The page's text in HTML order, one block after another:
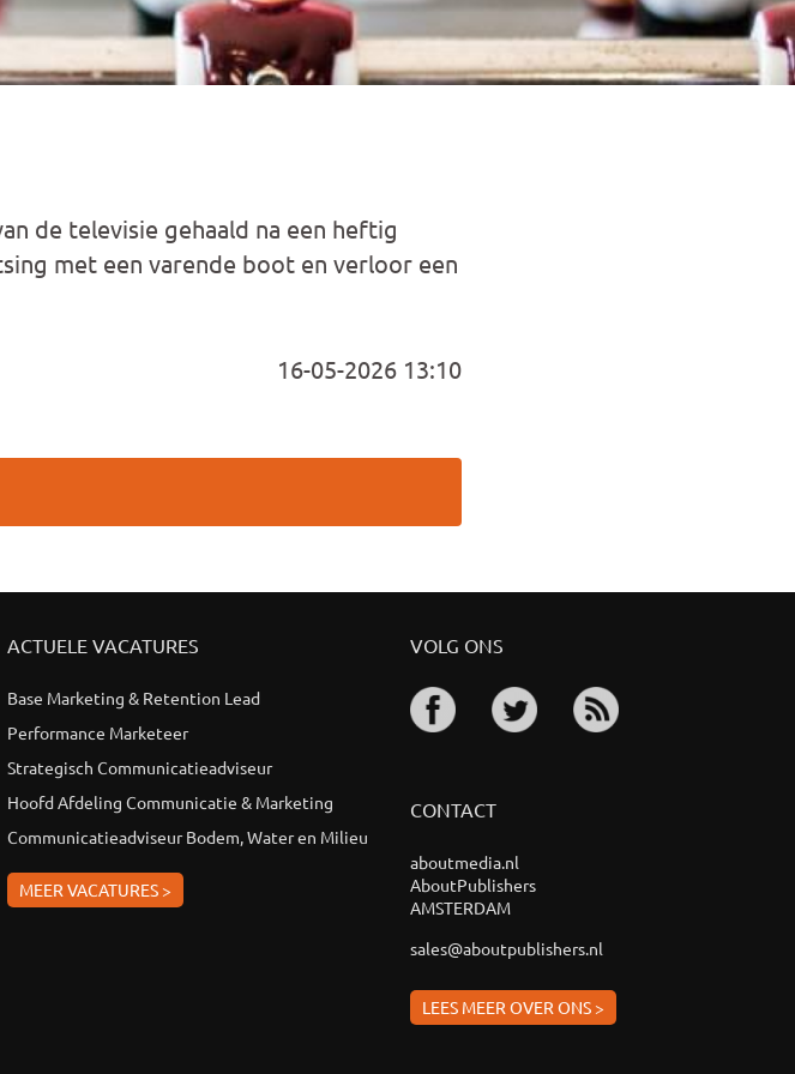
de televisie gehaald na een heftig
met een varende boot en verloor een
16-05-2026 13:10
ACTUELE VACATURES
Base Marketing & Retention Lead
Performance Marketeer
Strategisch Communicatieadviseur
Hoofd Afdeling Communicatie & Marketing
Communicatieadviseur Bodem, Water en Milieu
MEER VACATURES >
VOLG ONS
CONTACT
aboutmedia.nl
AboutPublishers
AMSTERDAM
sales@aboutpublishers.nl
LEES MEER OVER ONS >